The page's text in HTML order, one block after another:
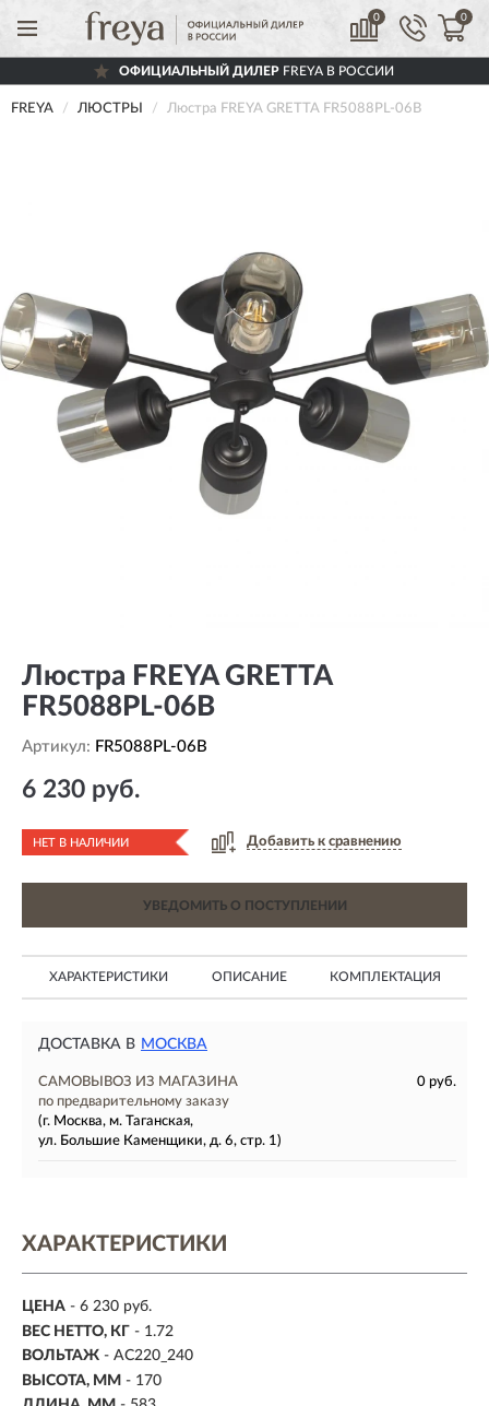
0 0
ОФИЦИАЛЬНЫЙ ДИЛЕРFREYA В РОССИИ
FREYA ЛЮСТРЫ Люстра FREYA GRETTA FR5088PL-06B
Люстра FREYA GRETTA
FR5088PL-06B
Артикул: FR5088PL-06B
6 230 руб.
НЕТ В НАЛИЧИИ Добавить к сравнению
УВЕДОМИТЬ О ПОСТУПЛЕНИИ
ХАРАКТЕРИСТИКИ ОПИСАНИЕ КОМПЛЕКТАЦИЯ
ДОСТАВКА В МОСКВА
САМОВЫВОЗ ИЗ МАГАЗИНА
0 руб.
по предварительному заказу
(г. Москва, м. Таганская,
ул. Большие Каменщики, д. 6, стр. 1)
ХАРАКТЕРИСТИКИ
ЦЕНА - 6 230 руб.
ВЕС НЕТТО, КГ - 1.72
ВОЛЬТАЖ - AC220_240
ВЫСОТА, ММ - 170